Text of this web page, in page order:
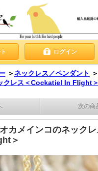
ログイン
＞ネックレス／ペンダント ＞
クレス＜Cockatiel In Flight＞
次の商
カメインコのネックレ
＞